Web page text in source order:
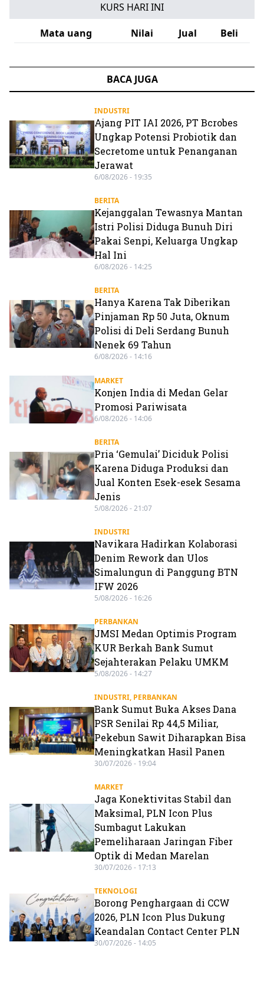
KURS HARI INI
Mata uang
Nilai Jual Beli
BACA JUGA
INDUSTRI
Ajang PIT IAI 2026, PT Bcrobes
Ungkap Potensi Probiotik dan
Secretome untuk Penanganan
Jerawat
6/08/2026 - 19:35
BERITA
Kejanggalan Tewasnya Mantan
Istri Polisi Diduga Bunuh Diri
Pakai Senpi, Keluarga Ungkap
Hal Ini
6/08/2026 - 14:25
BERITA
Hanya Karena Tak Diberikan
Pinjaman Rp 50 Juta, Oknum
Polisi di Deli Serdang Bunuh
Nenek 69 Tahun
6/08/2026 - 14:16
MARKET
Konjen India di Medan Gelar
Promosi Pariwisata
6/08/2026 - 14:06
BERITA
Pria ‘Gemulai’ Diciduk Polisi
Karena Diduga Produksi dan
Jual Konten Esek-esek Sesama
Jenis
5/08/2026 - 21:07
INDUSTRI
Navikara Hadirkan Kolaborasi
Denim Rework dan Ulos
Simalungun di Panggung BTN
IFW 2026
5/08/2026 - 16:26
PERBANKAN
JMSI Medan Optimis Program
KUR Berkah Bank Sumut
Sejahterakan Pelaku UMKM
5/08/2026 - 14:27
INDUSTRI, PERBANKAN
Bank Sumut Buka Akses Dana
PSR Senilai Rp 44,5 Miliar,
Pekebun Sawit Diharapkan Bisa
Meningkatkan Hasil Panen
30/07/2026 - 19:04
MARKET
Jaga Konektivitas Stabil dan
Maksimal, PLN Icon Plus
Sumbagut Lakukan
Pemeliharaan Jaringan Fiber
Optik di Medan Marelan
30/07/2026 - 17:13
TEKNOLOGI
Borong Penghargaan di CCW
2026, PLN Icon Plus Dukung
Keandalan Contact Center PLN
30/07/2026 - 14:05